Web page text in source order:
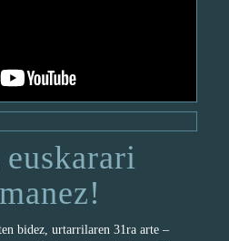
bidez, urtarrilaren 31ra arte –